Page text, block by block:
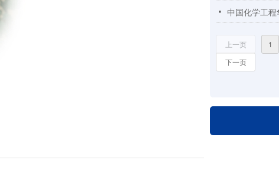
넷
上一页 1
下一页